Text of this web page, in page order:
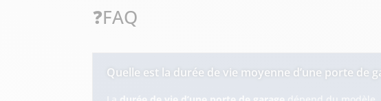
❓FAQ
Quelle est la durée de vie moyenne d’une porte de